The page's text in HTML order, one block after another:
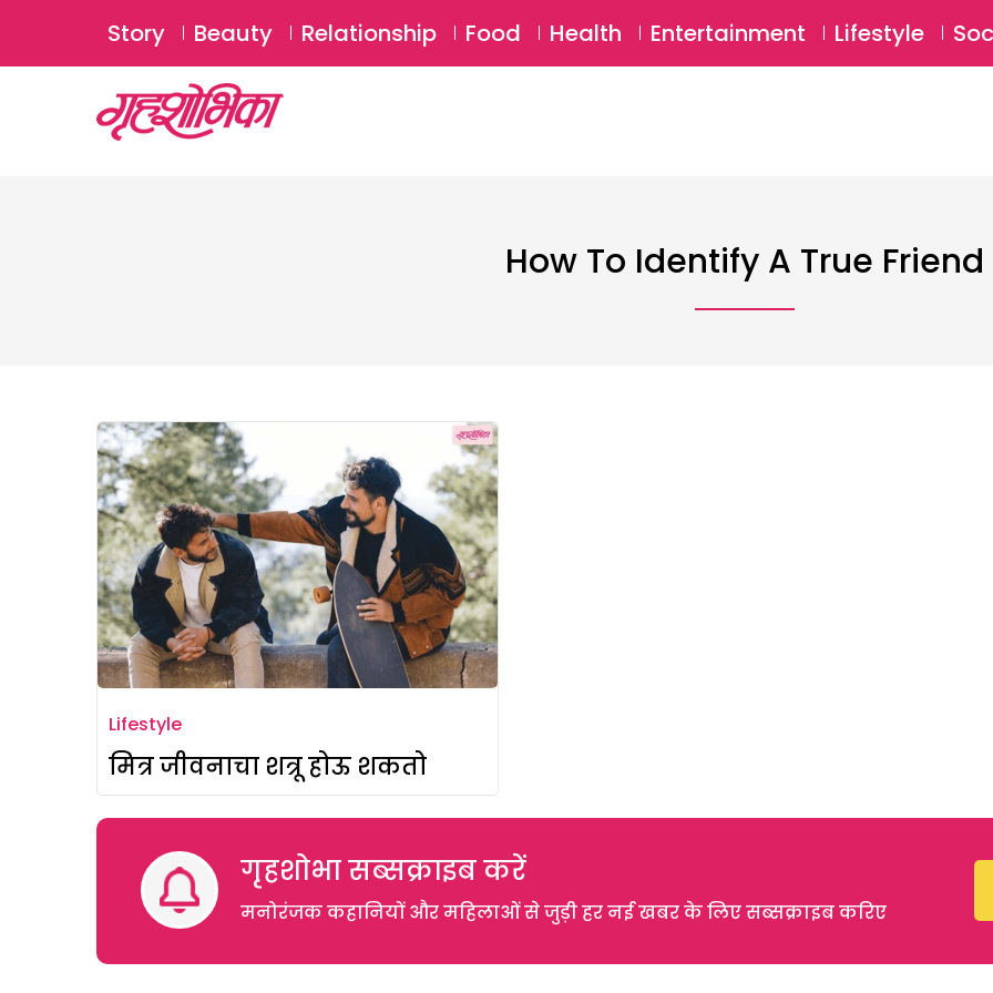
Story Beauty Relationship Food Health Entertainment Lifestyle
How To Identify A True Friend
Lifestyle
मित्र जीवनाचा शत्रू होऊ शकतो
गृहशोभा सब्सक्राइब करें
मनोरंजक कहानियों और महिलाओं से जुड़ी हर नई खबर के लिए सब्सक्राइब करिए